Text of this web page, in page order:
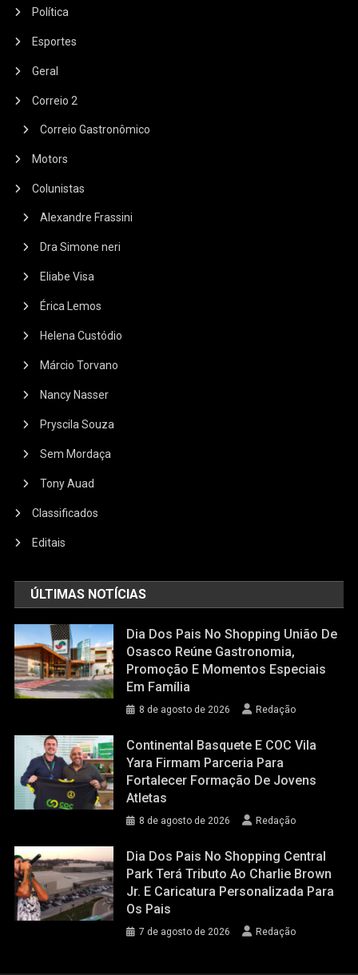
Política
Esportes
Geral
Correio 2
Correio Gastronômico
Motors
Colunistas
Alexandre Frassini
Dra Simone neri
Eliabe Visa
Érica Lemos
Helena Custódio
Márcio Torvano
Nancy Nasser
Pryscila Souza
Sem Mordaça
Tony Auad
Classificados
Editais
ÚLTIMAS NOTÍCIAS
Dia Dos Pais No Shopping União De
Osasco Reúne Gastronomia,
Promoção E Momentos Especiais
Em Família
8 de agosto de 2026 Redação
Continental Basquete E COC Vila
Yara Firmam Parceria Para
Fortalecer Formação De Jovens
Atletas
8 de agosto de 2026 Redação
Dia Dos Pais No Shopping Central
Park Terá Tributo Ao Charlie Brown
Jr. E Caricatura Personalizada Para
Os Pais
7 de agosto de 2026 Redação